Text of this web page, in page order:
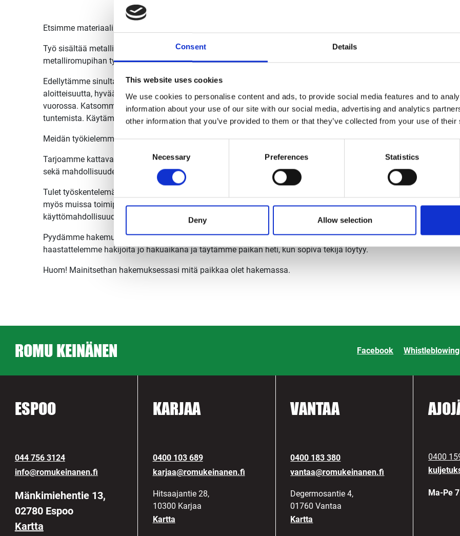
Consent Details
This website uses cookies
We use cookies to personalise content and ads, to provide social media features and to
information about your use of our site with our social media, advertising and analytics
other information that you’ve provided to them or that they’ve collected from your use of their
Necessary Preferences Statistics
Deny Allow selection
Etsimme materiaalikoneen kuljettajia Tammisaaren toimipisteelle.
Työ sisältää metalliromun käsittelyä, romukuormien vastaanottamista ja niiden tarkastusta sekä muita
metalliromupihan työhön liittyviä tehtäviä.
Edellytämme sinulta kokemusta materiaalikoneen kuljettajana työskentelemisestä, tarkkuutta, oma-
aloitteisuutta, hyvää tiimityöskentelytaitoa, jämerää otetta työntekoon ja valmiutta tehdä töitä kahdessa
vuorossa. Katsomme etuuksiksi, jos olet ollut aikaisemmin romupihalla töissä ja sinulla on metallilajien
tuntemista. Käytämme työssämme uusia Liebherrin materiaalikoneita.
Meidän työkielemme on suomi ja osa meistä puhuu myös ruotsia.
Tarjoamme kattavan perehdytyksen lisäksi mm. työterveydenhoidon, hyvän lounasetuuden ja työvaatetuksen,
sekä mahdollisuuden edetä uusiin tehtäviin.
Tulet työskentelemään pääasiallisesti Tammisaaren Horsbäckissä tai Karjaalla, mutta teet töitä tarvittaessa
myös muissa toimipisteissämme. Toimipisteidemme välissä liikkumisen tarvitset oman auton
käyttömahdollisuuden.
Pyydämme hakemuksesi ja CV:si 7.7.2024 mennessä os. rekry@romukeinanen.fi. Huomaathan, että
haastattelemme hakijoita jo hakuaikana ja täytämme paikan heti, kun sopiva tekijä löytyy.
Huom! Mainitsethan hakemuksessasi mitä paikkaa olet hakemassa.
ROMU KEINÄNEN Facebook
ESPOO
044 756 3124
info@romukeinanen.fi
Mänkimiehentie 13,
02780 Espoo
Kartta
KARJAA
0400 103 689
karjaa@romukeinanen.fi
Hitsaajantie 28,
10300 Karjaa
Kartta
VANTAA
0400 183 380
vantaa@romukeinanen.fi
Degermosantie 4,
01760 Vantaa
Kartta
0400
Ma-Pe